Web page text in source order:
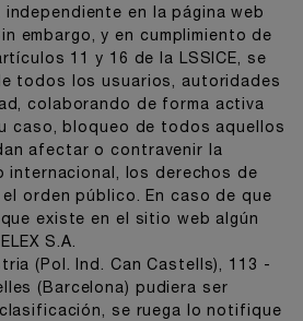
en la página web
embargo, y en cumplimiento de
11 y 16 de la LSSICE, se
todos los usuarios, autoridades
colaborando de forma activa
caso, bloqueo de todos aquellos
afectar o contravenir la
internacional, los derechos de
orden público. En caso de que
existe en el sitio web algún
S.A.
(Pol. Ind. Can Castells), 113 -
(Barcelona) pudiera ser
se ruega lo notifique